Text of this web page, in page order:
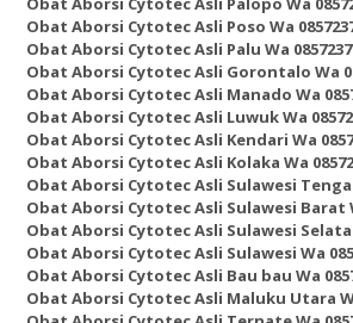
Obat Aborsi Cytotec Asli Poso Wa
Obat Aborsi Cytotec Asli Palu Wa
Obat Aborsi Cytotec Asli Gorontalo Wa
Obat Aborsi Cytotec Asli Manado Wa
Obat Aborsi Cytotec Asli Luwuk Wa
Obat Aborsi Cytotec Asli Kendari Wa
Obat Aborsi Cytotec Asli Kolaka Wa
Obat Aborsi Cytotec Asli Sulawesi
Obat Aborsi Cytotec Asli Sulawesi Barat
Obat Aborsi Cytotec Asli Sulawesi
Obat Aborsi Cytotec Asli Sulawesi Wa
Obat Aborsi Cytotec Asli Bau bau Wa
Obat Aborsi Cytotec Asli Maluku Utara